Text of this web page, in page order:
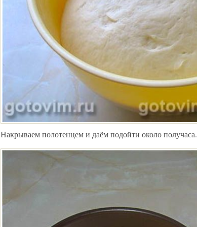
Накрываем полотенцем и даём подойти около получаса.